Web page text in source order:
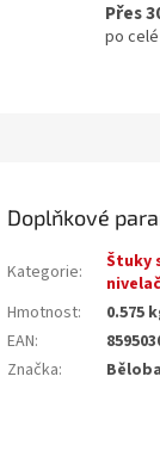
Přes
po celé
Doplňkové
Kategorie:
Štuky
Hmotnost:
0.575
EAN:
Značka: